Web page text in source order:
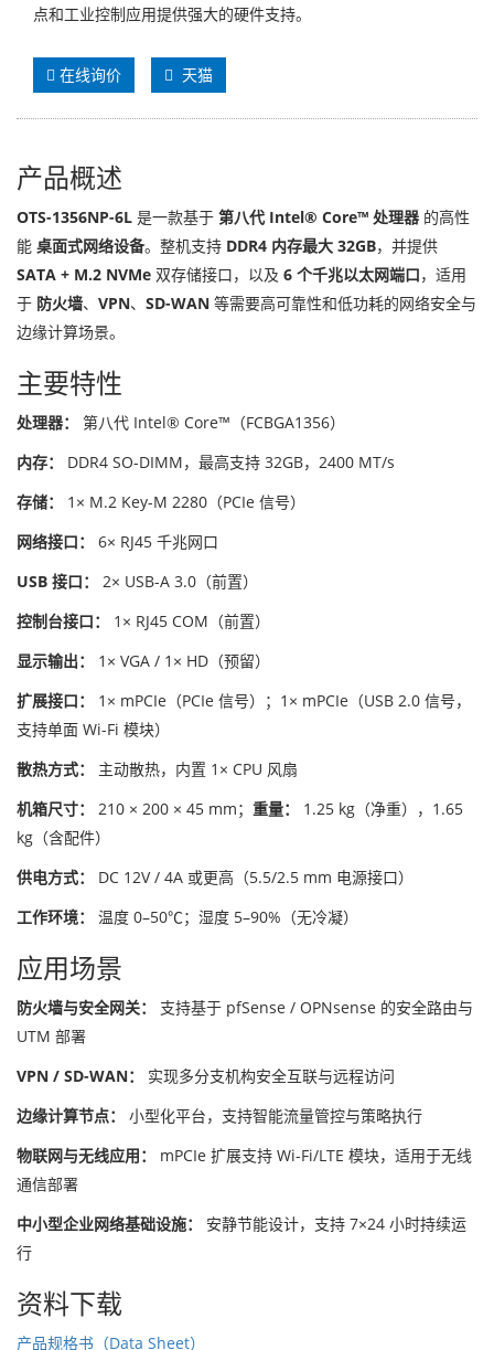
点和工业控制应用提供强大的硬件支持。
在线询价 天猫
产品概述
OTS-1356NP-6L 是一款基于 第八代 Intel® Core™ 处理器的高性
能 桌面式网络设备。整机支持 DDR4 内存最大 32GB，并提供
SATA + M.2 NVMe 双存储接口，以及 6 个千兆以太网端口，适用
于 防火墙、 VPN、 SD-WAN 等需要高可靠性和低功耗的网络安全与
边缘计算场景。
主要特性
处理器：
第八代 Intel® Core™（FCBGA1356）
内存：
DDR4 SO-DIMM，最高支持 32GB，2400 MT/s
存储：
1× M.2 Key-M 2280（PCIe 信号）
网络接口：
6× RJ45 千兆网口
USB 接口：
2× USB-A 3.0（前置）
控制台接口：
1× RJ45 COM（前置）
显示输出：
1× VGA / 1× HD（预留）
扩展接口：
1× mPCIe（PCIe 信号）；1× mPCIe（USB 2.0 信号，
支持单面 Wi-Fi 模块）
散热方式：
主动散热，内置 1× CPU 风扇
机箱尺寸：
210 × 200 × 45 mm； 重量：
1.25 kg（净重），1.65
kg（含配件）
供电方式：
DC 12V / 4A 或更高（5.5/2.5 mm 电源接口）
工作环境：
温度 0–50℃；湿度 5–90%（无冷凝）
应用场景
防火墙与安全网关：
支持基于 pfSense / OPNsense 的安全路由与
UTM 部署
VPN / SD-WAN：
实现多分支机构安全互联与远程访问
边缘计算节点：
小型化平台，支持智能流量管控与策略执行
物联网与无线应用：
mPCIe 扩展支持 Wi-Fi/LTE 模块，适用于无线
通信部署
中小型企业网络基础设施：
安静节能设计，支持 7×24 小时持续运
行
资料下载
产品规格书（Data Sheet）